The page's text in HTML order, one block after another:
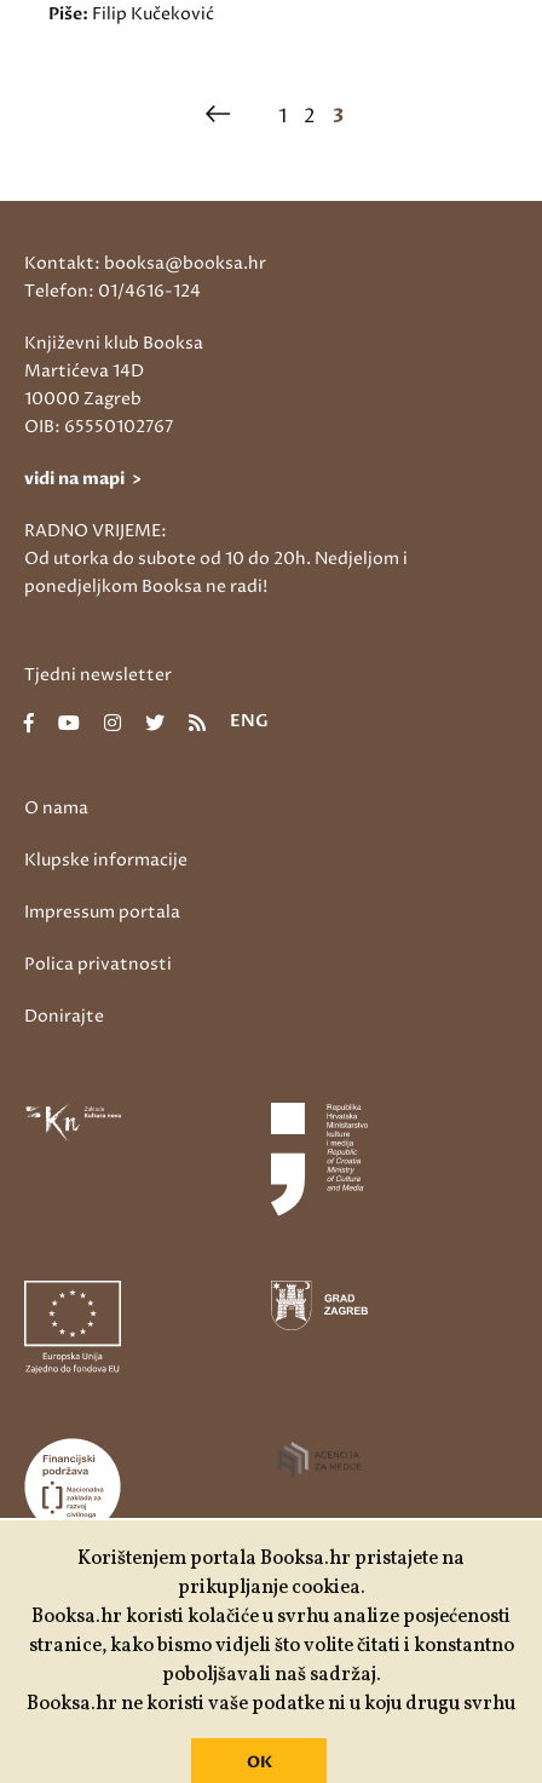
Piše: Filip Kučeković
1 2 3
Udruga Kulturtreger je korisnik institucionalne podrške
Nacionalne zaklade za razvoj civilnoga društva za
stabilizaciju i/ili razvoj udruge u području demokratizacije i
društvenog razvoja.
O nama
Klupske informacije
Impressum portala
Polica privatnosti
Donirajte
Kontakt: booksa@booksa.hr
Telefon: 01/4616-124
Književni klub Booksa
Martićeva 14D
10000 Zagreb
OIB: 65550102767
vidi na mapi >
RADNO VRIJEME:
Od utorka do subote od 10 do 20h. Nedjeljom i
ponedjeljkom Booksa ne radi!
Tjedni newsletter
ENG
Korištenjem portala Booksa.hr pristajete na
prikupljanje cookiea.
Booksa.hr koristi kolačiće u svrhu analize posjećenosti
stranice, kako bismo vidjeli što volite čitati i konstantno
poboljšavali naš sadržaj.
Booksa.hr ne koristi vaše podatke ni u koju drugu svrhu
OK